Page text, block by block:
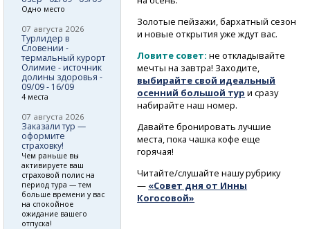
Золотые пейзажи, бархатный сезон
и новые открытия уже ждут вас.
Ловите совет: не откладывайте
мечты на завтра! Заходите,
выбирайте свой идеальный
осенний большой тур и сразу
набирайте наш номер.
Давайте бронировать лучшие
места, пока чашка кофе еще
горячая!
Читайте/слушайте нашу рубрику
— «Совет дня от Инны
Когосовой»
Одно место
07 августа 2026
Турлидер в
Словении -
термальный курорт
Олимие - источник
долины здоровья -
09/09 - 16/09
4 места
07 августа 2026
Заказали тур —
оформите
страховку!
Чем раньше вы
активируете ваш
страховой полис на
период тура — тем
больше времени у вас
на спокойное
ожидание вашего
отпуска!